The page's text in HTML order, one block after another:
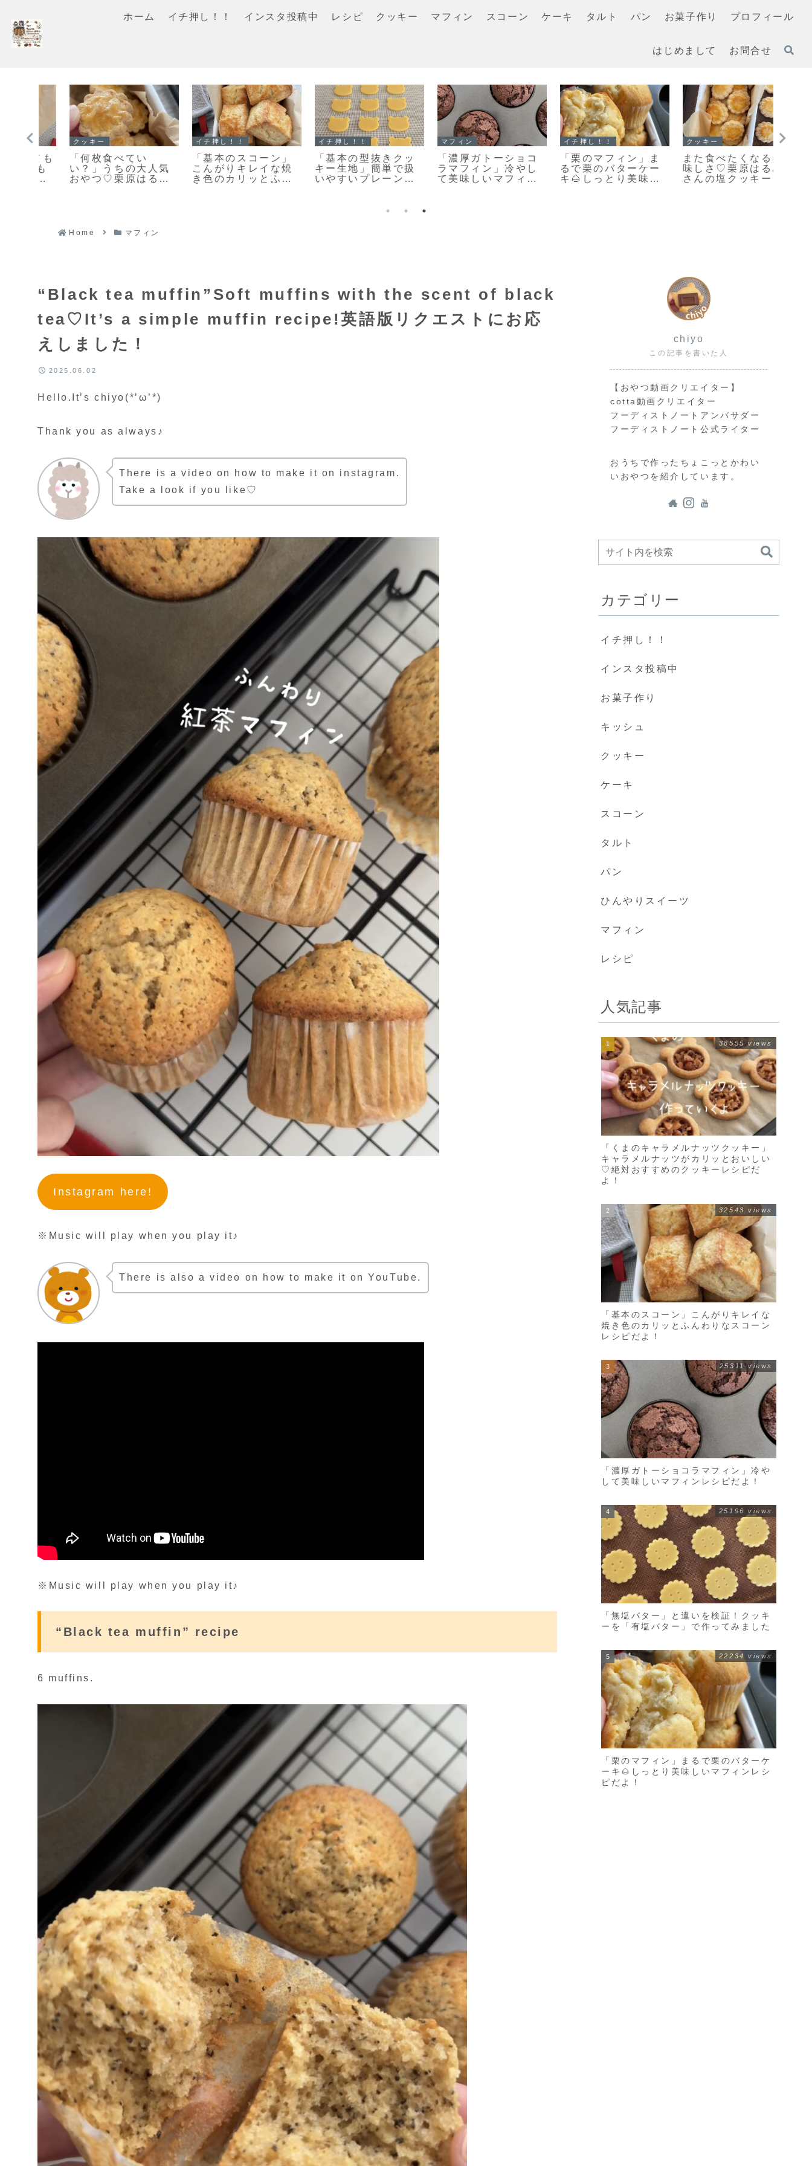
ホーム イチ押し！！ インスタ投稿中 レシピ クッキー マフィン スコーン ケーキ タルト パン お菓子作り プロフィール
はじめまして お問合せ
イチ押し！！
「基本の型抜きクッ
キー生地」簡単で扱
いやすいプレーンク
マフィン
「濃厚ガトーショコ
ラマフィン」冷やし
て美味しいマフィン
イチ押し！！
「栗のマフィン」ま
るで栗のバターケー
キ🌰しっとり美味し
クッキー
また食べたくなる美
味しさ♡栗原はるみ
さんの塩クッキー作
クッキー
「おやつ何がい
い？」あっという間
になくなります♡栗
イチ押し！！
「無塩バター」と違
いを検証！クッキー
を「有塩バター」で
イチ押
Home マフィン
“Black tea muffin”Soft muffins with the scent of black
tea♡It’s a simple muffin recipe!英語版リクエストにお応
えしました！
2025.06.02
Hello.It’s chiyo(*’ω’*)
Thank you as always♪
There is a video on how to make it on instagram.
Take a look if you like♡
Instagram here!
※Music will play when you play it♪
There is also a video on how to make it on YouTube.
※Music will play when you play it♪
“Black tea muffin” recipe
6 muffins.
chiyo
この記事を書いた人
【おやつ動画クリエイター】
cotta動画クリエイター
フーディストノートアンバサダー
フーディストノート公式ライター
おうちで作ったちょこっとかわい
いおやつを紹介しています。
カテゴリー
イチ押し！！
インスタ投稿中
お菓子作り
キッシュ
クッキー
ケーキ
スコーン
タルト
パン
ひんやりスイーツ
マフィン
レシピ
人気記事
「くまのキャラメルナッツクッキー」
キャラメルナッツがカリッとおいしい
♡絶対おすすめのクッキーレシピだ
よ！
38555 views
「基本のスコーン」こんがりキレイな
焼き色のカリッとふんわりなスコーン
レシピだよ！
32543 views
「濃厚ガトーショコラマフィン」冷や
して美味しいマフィンレシピだよ！
25311 views
「無塩バター」と違いを検証！クッキ
ーを「有塩バター」で作ってみました
25196 views
「栗のマフィン」まるで栗のバターケ
ーキ🌰しっとり美味しいマフィンレシ
ピだよ！
22234 views